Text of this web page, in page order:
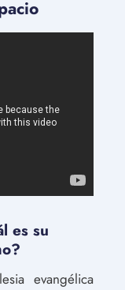
es su
evangélica